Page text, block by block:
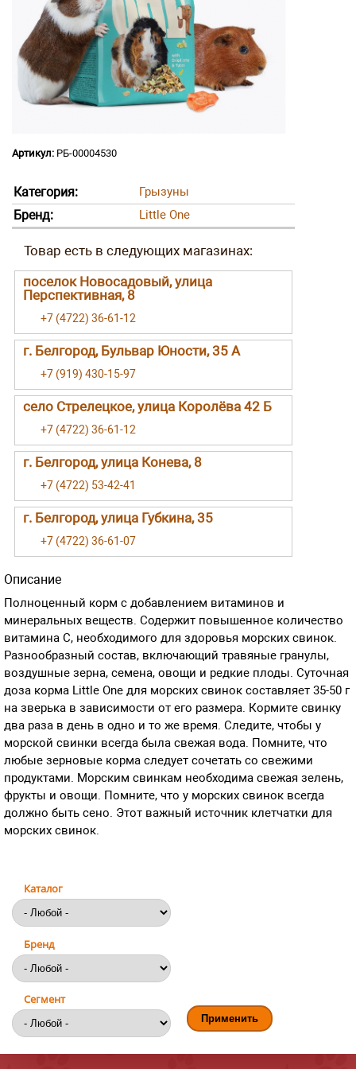
Артикул: РБ-00004530
Категория: Грызуны
Бренд: Little One
поселок Новосадовый, улица
Перспективная, 8
+7 (4722) 36-61-12
г. Белгород, Бульвар Юности, 35 А
+7 (919) 430-15-97
село Стрелецкое, улица Королёва 42 Б
+7 (4722) 36-61-12
г. Белгород, улица Конева, 8
+7 (4722) 53-42-41
г. Белгород, улица Губкина, 35
+7 (4722) 36-61-07
Описание
Полноценный корм с добавлением витаминов и
минеральных веществ. Содержит повышенное количество
витамина С, необходимого для здоровья морских свинок.
Разнообразный состав, включающий травяные гранулы,
воздушные зерна, семена, овощи и редкие плоды. Суточная
доза корма Little One для морских свинок составляет 35-50 г
на зверька в зависимости от его размера. Кормите свинку
два раза в день в одно и то же время. Следите, чтобы у
морской свинки всегда была свежая вода. Помните, что
любые зерновые корма следует сочетать со свежими
продуктами. Морским свинкам необходима свежая зелень,
фрукты и овощи. Помните, что у морских свинок всегда
должно быть сено. Этот важный источник клетчатки для
морских свинок.
Каталог
Бренд
Сегмент